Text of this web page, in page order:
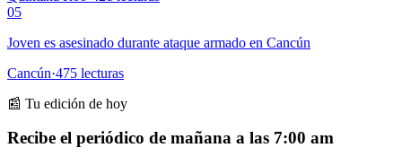
05
Joven es asesinado durante ataque armado en Cancún
Cancún·475 lecturas
📰 Tu edición de hoy
Recibe el periódico de mañana a las 7:00 am